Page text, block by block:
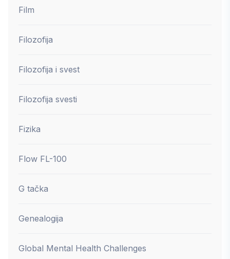
Film
Filozofija
Filozofija i svest
Filozofija svesti
Fizika
Flow FL-100
G tačka
Genealogija
Global Mental Health Challenges